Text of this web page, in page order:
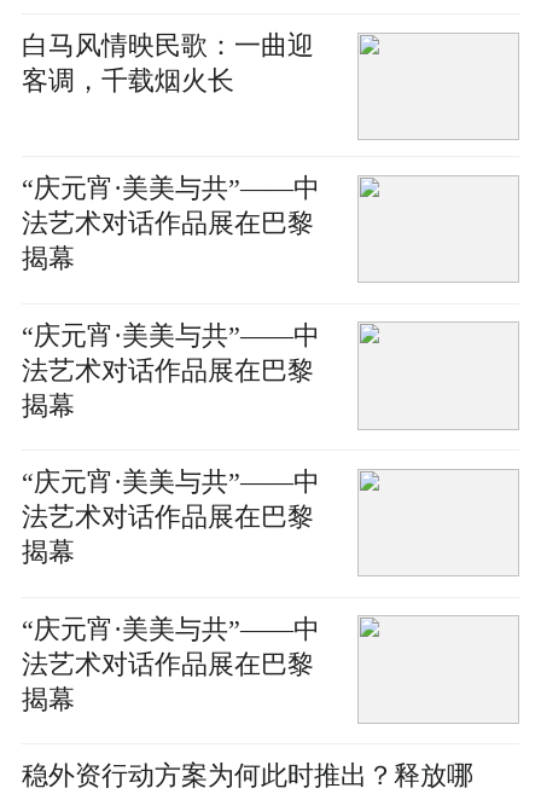
白马风情映民歌：一曲迎
客调，千载烟火长
“庆元宵·美美与共”——中
法艺术对话作品展在巴黎
揭幕
“庆元宵·美美与共”——中
法艺术对话作品展在巴黎
揭幕
“庆元宵·美美与共”——中
法艺术对话作品展在巴黎
揭幕
“庆元宵·美美与共”——中
法艺术对话作品展在巴黎
揭幕
稳外资行动方案为何此时推出？释放哪